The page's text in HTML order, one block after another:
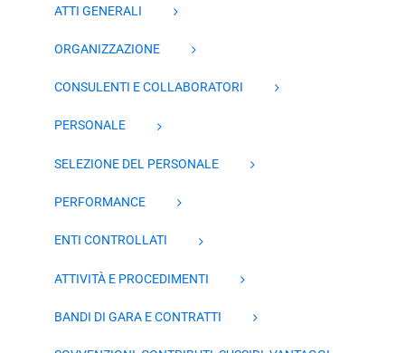
ATTI GENERALI
ORGANIZZAZIONE
CONSULENTI E COLLABORATORI
PERSONALE
SELEZIONE DEL PERSONALE
PERFORMANCE
ENTI CONTROLLATI
ATTIVITÀ E PROCEDIMENTI
BANDI DI GARA E CONTRATTI